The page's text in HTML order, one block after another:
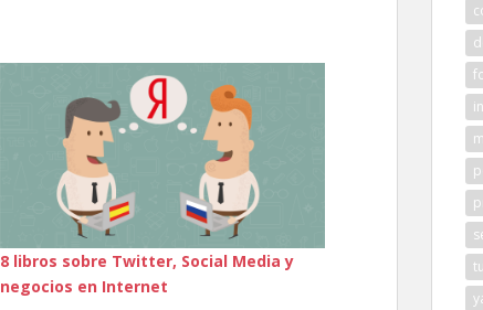
8 libros sobre Twitter, Social Media y
negocios en Internet